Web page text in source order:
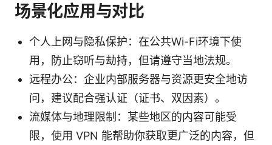
场景化应用与对比
个人上网与隐私保护：在公共Wi-Fi环境下使
用，防止窃听与劫持，但请遵守当地法规。
远程办公：企业内部服务器与资源更安全地访
问，建议配合强认证（证书、双因素）。
流媒体与地理限制：某些地区的内容可能受
限，使用 VPN 能帮助你获取更广泛的内容，但